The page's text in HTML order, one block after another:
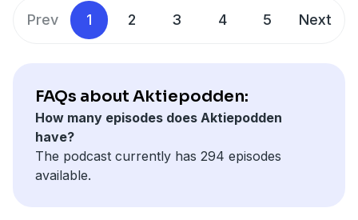
att gammal är äldst och gör diverse nedslag i den
ymniga rapportfloran.
Prev 1 2 3 4 5 Next
FAQs about Aktiepodden:
How many episodes does Aktiepodden
have?
The podcast currently has 294 episodes
available.